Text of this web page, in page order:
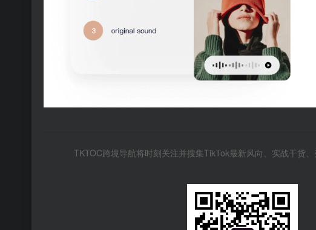
TKTOC跨境导航将时刻关注并搜集TikTok最新风向、实战干货